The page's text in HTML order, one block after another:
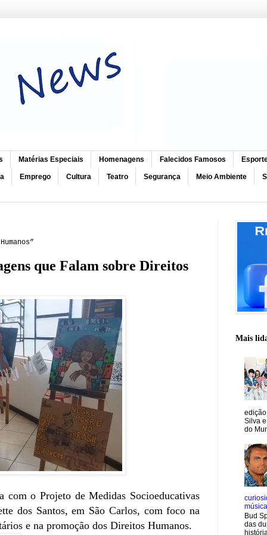
Matérias Especiais Homenagens Falecidos Famosos
Emprego Cultura Teatro Segurança Meio Ambiente
que Falam sobre Direitos
o Projeto de Medidas Socioeducativas
dos Santos, em São Carlos, com foco na
e na promoção dos Direitos Humanos.
Mais
Silva
do
Bud
das